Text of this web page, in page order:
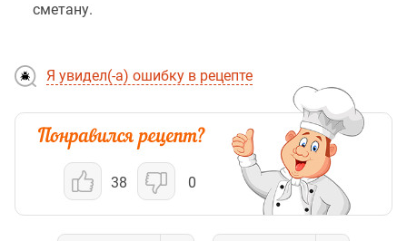
сметану.
Я увидел(-а) ошибку в рецепте
38 0